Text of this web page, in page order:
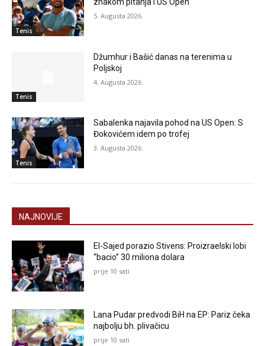
Tenis
5. Augusta 2026.
Tenis
Džumhur i Bašić danas na terenima u
Poljskoj
4. Augusta 2026.
Tenis
Sabalenka najavila pohod na US Open: S
Đokovićem idem po trofej
3. Augusta 2026.
NAJNOVIJE
El-Sajed porazio Stivens: Proizraelski lobi
“bacio” 30 miliona dolara
prije 10 sati
Lana Pudar predvodi BiH na EP: Pariz čeka
najbolju bh. plivačicu
prije 10 sati